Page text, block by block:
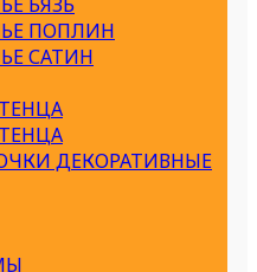
ПОПЛИН
САТИН
ДЕКОРАТИВНЫЕ